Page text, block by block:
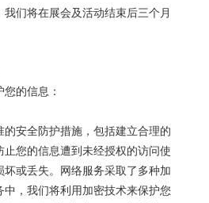
们将在展会及活动结束后三个月
的信息：
安全防护措施，包括建立合理的
您的信息遭到未经授权的访问使
坏或丢失。网络服务采取了多种加
中，我们将利用加密技术来保护您